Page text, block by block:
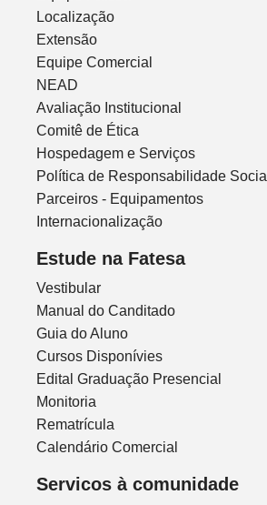
Localização
Extensão
Equipe Comercial
NEAD
Avaliação Institucional
Comitê de Ética
Hospedagem e Serviços
Política de Responsabilidade Social
Parceiros - Equipamentos
Internacionalização
Estude na Fatesa
Vestibular
Manual do Canditado
Guia do Aluno
Cursos Disponívies
Edital Graduação Presencial
Monitoria
Rematrícula
Calendário Comercial
Servicos à comunidade